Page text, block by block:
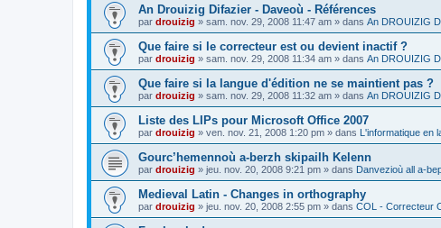
An Drouizig Difazier - Daveoù - Références
par drouizig » sam. nov. 29, 2008 11:47 am » dans An DROUIZIG
Que faire si le correcteur est ou devient inactif ?
par drouizig » sam. nov. 29, 2008 11:34 am » dans An DROUIZIG
Que faire si la langue d'édition ne se maintient pas ?
par drouizig » sam. nov. 29, 2008 11:32 am » dans An DROUIZIG
Liste des LIPs pour Microsoft Office 2007
par drouizig » ven. nov. 21, 2008 1:20 pm » dans L'informatique en
Gourc’hemennoù a-berzh skipailh Kelenn
par drouizig » jeu. nov. 20, 2008 9:21 pm » dans Danvezioù all a-
Medieval Latin - Changes in orthography
par drouizig » jeu. nov. 20, 2008 2:55 pm » dans COL - Correcteur